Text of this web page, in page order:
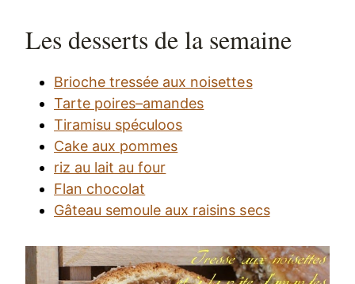
Les desserts de la semaine
Brioche tressée aux noisettes
Tarte poires–amandes
Tiramisu spéculoos
Cake aux pommes
riz au lait au four
Flan chocolat
Gâteau semoule aux raisins secs